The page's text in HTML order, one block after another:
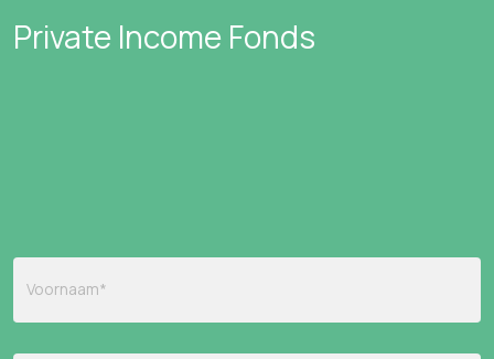
Private Income Fonds